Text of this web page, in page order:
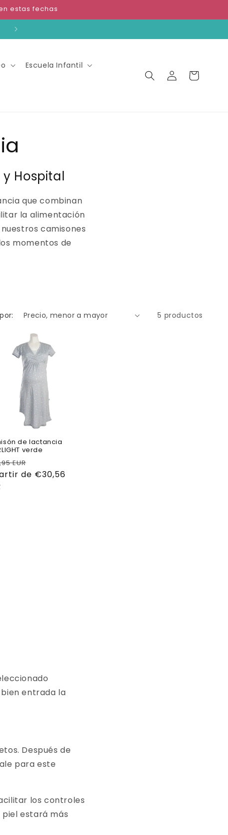
estas fechas
Escuela Infantil
Iniciar
sesión
Carrito
Hospital
que combinan
la alimentación
camisones
momentos de
5 productos
de lactancia
verde
EUR
de
de €30,56
entrada la
Después de
para este
los controles
estará más